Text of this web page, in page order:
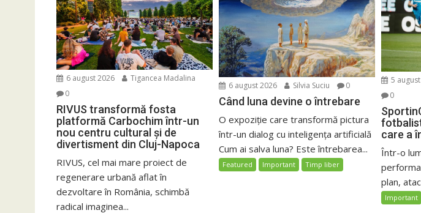
6 august 2026
Tigancea Madalina
0
RIVUS transformă fosta
platformă Carbochim într-un
nou centru cultural și de
divertisment din Cluj-Napoca
RIVUS, cel mai mare proiect de
regenerare urbană aflat în
dezvoltare în România, schimbă
radical imaginea...
6 august 2026 Silvia Suciu 0
Când luna devine o întrebare
O expoziție care transformă pictura
într-un dialog cu inteligența artificială
Cum ai salva luna? Este întrebarea...
Featured Important Timp liber
5
0
care a
Într-o
plan,
Important